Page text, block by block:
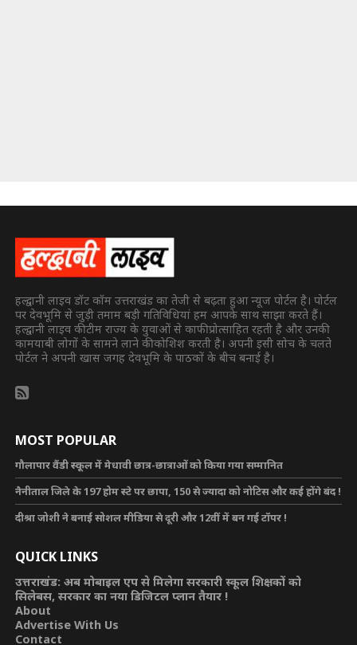
हल्द्वानी लाइव डॉट कॉम उत्तराखंड का तेजी से बढ़ता हुआ न्यूज पोर्टल है। पोर्टल
पर देवभूमि से जुड़ी तमाम बड़ी गतिविधियां हम आपके साथ साझा करते हैं।
हल्द्वानी लाइव की टीम राज्य के युवाओं से काफी प्रोत्साहित रहती है और उनकी
कामयाबी लोगों के सामने लाने की कोशिश करती है। अपनी इसी सोच के चलते
पोर्टल ने अपनी खास जगह देवभूमि के पाठकों के बीच बनाई है।
MOST POPULAR
गौलापार वैंडी स्कूल में मेधावी छात्र-छात्राओं को किया गया सम्मानित
नैनीताल जिले के 197 होम स्टे पर छापा, 150 से ज्यादा को नोटिस और कई होंगे बंद !
दीश्रा जोशी ने बनाई सोशल मीडिया से दूरी और 12वीं में बन गई टॉपर !
QUICK LINKS
उत्तराखंड: अब मोबाइल एप से मिलेगा सरकारी स्कूल शिक्षकों को
सिलेबस, सरकार का नया डिजिटल प्लान तैयार !
About
Advertise With Us
Contact